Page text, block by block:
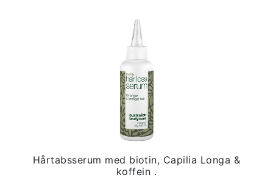
Hårtabsserum med biotin, Capilia Longa &
koffein .